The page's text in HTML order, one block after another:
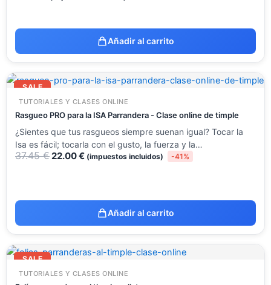
Añadir al carrito
SALE
TUTORIALES Y CLASES ONLINE
Rasgueo PRO para la ISA Parrandera - Clase online de timple
¿Sientes que tus rasgueos siempre suenan igual? Tocar la
Isa es fácil; tocarla con el gusto, la fuerza y la…
37.45€
El
precio
era:
37.45 €.
22.00€
El
precio
es:
22.00 €.
(impuestos incluidos) -41%
Añadir al carrito
SALE
TUTORIALES Y CLASES ONLINE
El
precio
era:
El
precio
es: